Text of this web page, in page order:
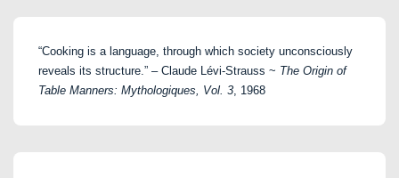
“Cooking is a language, through which society unconsciously
reveals its structure.” – Claude Lévi-Strauss ~ The Origin of
Table Manners: Mythologiques, Vol. 3 , 1968